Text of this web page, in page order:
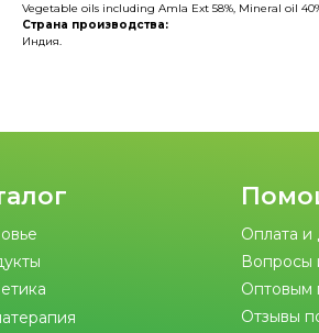
Vegetable oils including Amla Ext 58%, Mineral oil
Страна производства:
Индия.
Оплата и
Вопросы
Оптовым
Отзывы